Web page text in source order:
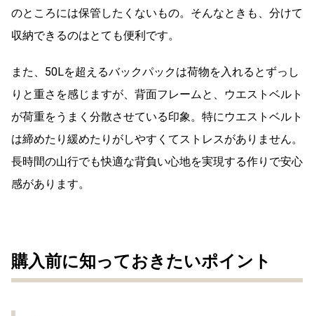
のところには保管したくないもの。そんなときも、分けて
収納できるのはとても便利です。
また、50Lを超えるバックパックは荷物を入れるとずっし
りと重さを感じますが、背面フレームと、ウエストベルト
が荷重をうまく分散させている印象。特にウエストベルト
は締めたり緩めたりがしやすくてストレスがありません。
長時間の山行でも快適な背負い心地を実現する作りで安心
感があります。
購入前に知っておきたいポイント